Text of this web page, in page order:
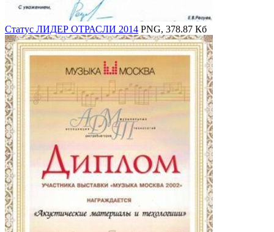
Статус ЛИДЕР ОТРАСЛИ 2014 PNG, 378.87 Кб